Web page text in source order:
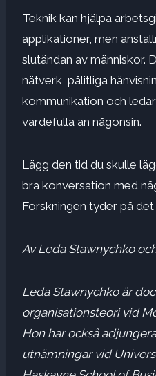
Teknik kan hjälpa
applikationer, men
slutändan av människor.
nätverk pålitliga
kommunikation och
värdefulla än någonsin.
Lägg den tid du skulle
bra konversation med
Forskningen tyder på det
Av Leda Stawnychko
Leda Stawnychkoär
organisationsteori vid
Hon har också
utnämningar vid